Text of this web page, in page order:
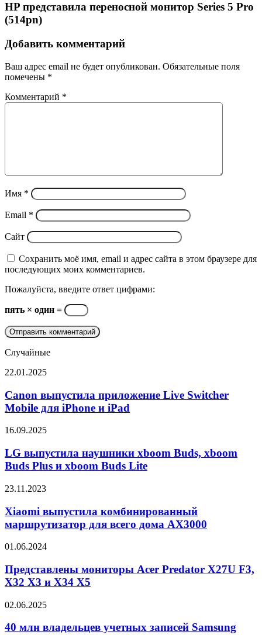
HP представила переносной монитор Series 5 Pro
(514pn)
Добавить комментарий
Ваш адрес email не будет опубликован. Обязательные поля
помечены *
Комментарий *
Имя *
Email *
Сайт
Сохранить моё имя, email и адрес сайта в этом браузере для
последующих моих комментариев.
Пожалуйста, введите ответ цифрами:
пять × один =
Случайные
Canon
приложение
Live
Switcher
для
и
iPad
22.01.2025
Canon выпустила приложение Live Switcher
Mobile для iPhone и iPad
LG
наушники
xboom
Buds,
Buds
и
xboom
Lite
16.09.2025
LG выпустила наушники xboom Buds, xboom
Buds Plus и xboom Buds Lite
Xiaomi
комбинированный
маршрутизатор
для
дома
23.11.2023
Xiaomi выпустила комбинированный
маршрутизатор для всего дома AX3000
Представлены
Acer
Predator
X27U
X32
и
01.06.2024
Представлены мониторы Acer Predator X27U F3,
X32 X3 и X34 X5
40
владельцев
02.06.2025
40 млн владельцев учетных записей Samsung